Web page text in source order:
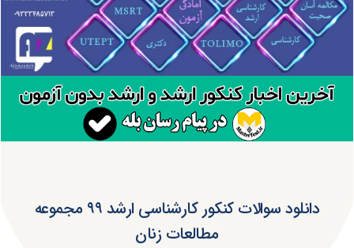
دانلود سوالات کنکور کارشناسی ارشد ۹۹ مجموعه
مطالعات زنان